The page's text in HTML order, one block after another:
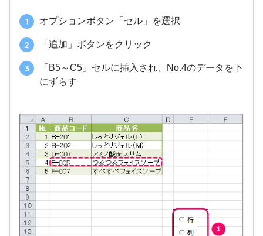
オプションボタン「セル」を選択
「追加」ボタンをクリック
「B5～C5」セルに挿入され、No.4のデータを下
にずらす